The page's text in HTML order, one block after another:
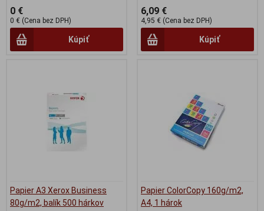
0 €
0 € (Cena bez DPH)
Kúpiť
6,09 €
4,95 € (Cena bez DPH)
Kúpiť
Papier A3 Xerox Business
80g/m2, balík 500 hárkov
Papier ColorCopy 160g/m2,
A4, 1 hárok